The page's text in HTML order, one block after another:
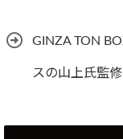
GINZA TON
スの山上氏監